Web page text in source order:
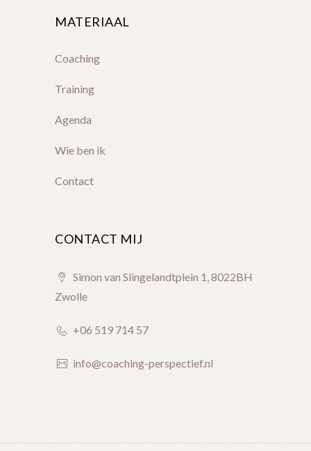
MATERIAAL
Coaching
Training
Agenda
Wie ben ik
Contact
CONTACT MIJ
Simon van Slingelandtplein 1, 8022BH
Zwolle
+06 519 714 57
info@coaching-perspectief.nl